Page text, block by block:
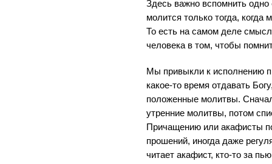
Здесь важно вспомнить одно
молится только тогда, когда
То есть на самом деле
человека в том, чтобы
Мы привыкли к исполнению
какое-то время отдавать
положенные молитвы.
утренние молитвы, потом
Причащению или акафисты
прошений, иногда даже
читает акафист, кто-то за